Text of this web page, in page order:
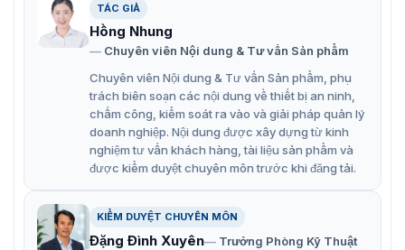
Chống nước và bụi (IP67), chống phá hoại (IK10) và
chống ăn mòn (NEMA 4X, tùy chọn)
Tốc độ khung hình cao, lên tới 8MP@60fps và
2MP@120fps
Micrô kép và loa tích hợp cho bảo mật âm thanh thời
gian thực
Cảm biến G tích hợp để phát hiện rung động
Đồng hồ đo công suất tích hợp để thống kê công
suất lịch sử
TÁC GIẢ
Hồng Nhung
Chuyên viên Nội dung & Tư vấn Sản phẩm
Chuyên viên Nội dung & Tư vấn Sản phẩm, phụ
trách biên soạn các nội dung về thiết bị an ninh,
chấm công, kiểm soát ra vào và giải pháp quản lý
doanh nghiệp. Nội dung được xây dựng từ kinh
nghiệm tư vấn khách hàng, tài liệu sản phẩm và
được kiểm duyệt chuyên môn trước khi đăng tải.
KIỂM DUYỆT CHUYÊN MÔN
Đặng Đình Xuyên
Trưởng Phòng Kỹ Thuật